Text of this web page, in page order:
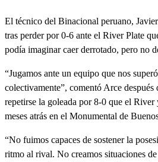
El técnico del Binacional peruano,
tras perder por 0-6 ante el River Plate
podía imaginar caer derrotado, pero no
“Jugamos ante un equipo que nos
colectivamente”, comentó Arce después
repetirse la goleada por 8-0 que el
meses atrás en el Monumental de
“No fuimos capaces de sostener la
ritmo al rival. No creamos situaciones